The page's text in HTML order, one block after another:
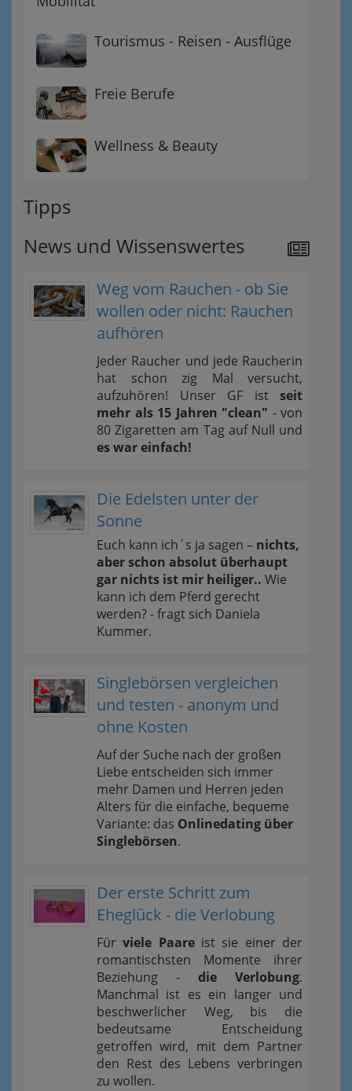
Tourismus - Reisen - Ausflüge
Freie Berufe
Wellness & Beauty
Tipps
News und Wissenswertes
Weg vom Rauchen - ob Sie
wollen oder nicht: Rauchen
aufhören
Jeder Raucher und jede Raucherin
hat schon zig Mal versucht,
aufzuhören! Unser GF ist seit
mehr als 15 Jahren "clean" - von
80 Zigaretten am Tag auf Null und
es war einfach!
Die Edelsten unter der
Sonne
Euch kann ich´s ja sagen – nichts,
aber schon absolut überhaupt
gar nichts ist mir heiliger.. Wie
kann ich dem Pferd gerecht
werden? - fragt sich Daniela
Kummer.
Singlebörsen vergleichen
und testen - anonym und
ohne Kosten
Auf der Suche nach der großen
Liebe entscheiden sich immer
mehr Damen und Herren jeden
Alters für die einfache, bequeme
Variante: das Onlinedating über
Singlebörsen.
Der erste Schritt zum
Eheglück - die Verlobung
Fürviele Paareist sie einer der
romantischsten Momente ihrer
Beziehung - die Verlobung.
Manchmal ist es ein langer und
beschwerlicher Weg, bis die
bedeutsame Entscheidung
getroffen wird, mit dem Partner
den Rest des Lebens verbringen
zu wollen.